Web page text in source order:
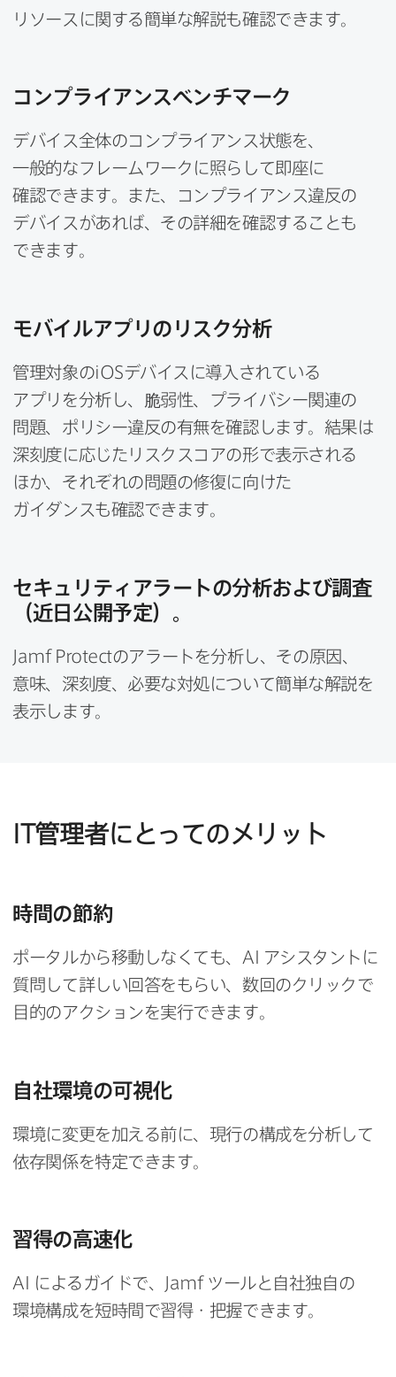
リソースに​関する​簡単な​解説も​確認できます。
コンプライアンスベンチマーク
デバイス全体の​コンプライアンス状態を、​
一般的な​フレームワークに​照らして​即座に​
確認できます。​また、​コンプライアンス違反の​
デバイスが​あれば、​その​詳細を​確認する​ことも​
できます。
モバイルアプリの​リスク分析
管理対象のiOSデバイスに​導入されている​
アプリを​分析し、​脆弱性、​プライバシー関連の​
問題、​ポリシー違反の​有無を​確認します。​結果は​
深刻度に​応じたリスクスコアの​形で​表示される​
ほか、​それぞれの​問題の​修復に​向けた​
ガイダンスも​確認できます。
セキュリティアラートの​分析および​調査​
（近日公開予定）。
Jamf Protectの​アラートを​分析し、​その​原因、​
意味、​深刻度、​必要な​対処に​ついて​簡単な​解説を​
表示します。
IT管理者に​とっての​メリット
時間の​節約
ポータルから​移動しなくても、 AI
アシスタントに​
質問して​詳しい​回答を​もらい、​数回の​クリックで​
目的の​アクションを​実行できます。
自社環境の​可視化
環境に​変更を​加える​前に、​現行の​構成を​分析して​
依存関係を​特定できます。
習得の​高速化
AI に​よる​ガイドで、 Jamf ツールと​自社独自の​
環境構成を​短時間で​習得・把握できます。